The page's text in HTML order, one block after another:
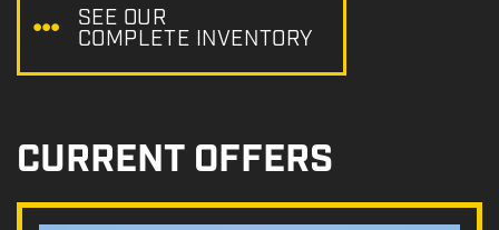
SEE OUR
COMPLETE INVENTORY
CURRENT OFFERS